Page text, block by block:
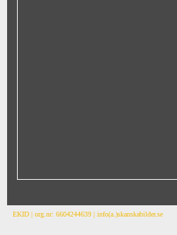
EKID | org.nr: 6604244639 | info(a.)skanskabilder.se